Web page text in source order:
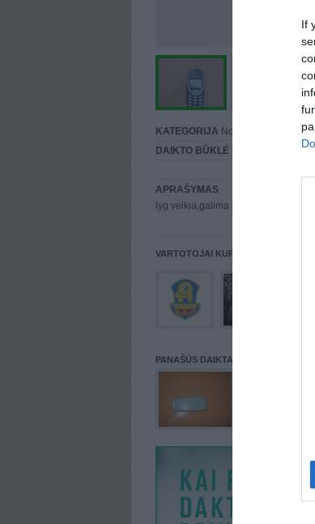
If
KATEGORIJA Nokia
DAIKTO BŪKLĖ
APRAŠYMAS
lyg veikia,galima silnos
VARTOTOJAI KURIE PATALPINĘ
PANAŠŪS DAIKTAI